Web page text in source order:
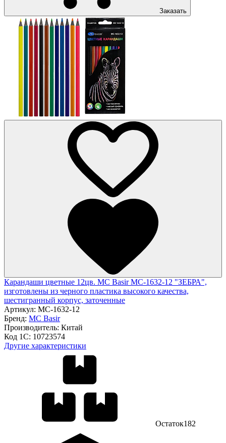
Заказать
Карандаши цветные 12цв. MC Basir МС-1632-12 "ЗЕБРА",
изготовлены из черного пластика высокого качества,
шестигранный корпус, заточенные
Артикул: МС-1632-12
Бренд: MC Basir
Производитель: Китай
Код 1С: 10723574
Другие характеристики
Остаток182